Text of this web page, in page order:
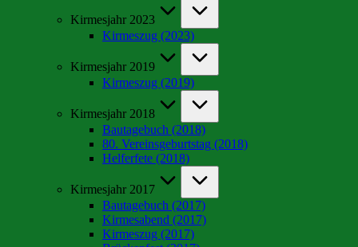
Kirmesjahr 2023
Kirmeszug (2023)
Kirmesjahr 2019
Kirmeszug (2019)
Kirmesjahr 2018
Bautagebuch (2018)
80. Vereinsgeburtstag (2018)
Helferfete (2018)
Kirmesjahr 2017
Bautagebuch (2017)
Kirmesabend (2017)
Kirmeszug (2017)